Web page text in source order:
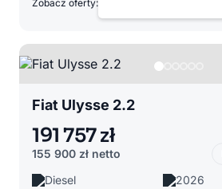
Zobacz oferty:
Fiat Ulysse 2.2
191 757 zł
155 900 zł netto
Diesel
2026